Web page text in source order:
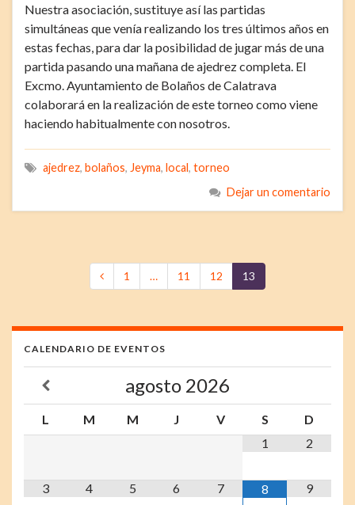
Nuestra asociación, sustituye así las partidas
simultáneas que venía realizando los tres últimos años en
estas fechas, para dar la posibilidad de jugar más de una
partida pasando una mañana de ajedrez completa. El
Excmo. Ayuntamiento de Bolaños de Calatrava
colaborará en la realización de este torneo como viene
haciendo habitualmente con nosotros.
ajedrez, bolaños, Jeyma, local, torneo
Dejar un comentario
1 … 11 12 13
CALENDARIO DE EVENTOS
agosto 2026
L M M J V S
D
1
2
3 4 5 6 7 8 9